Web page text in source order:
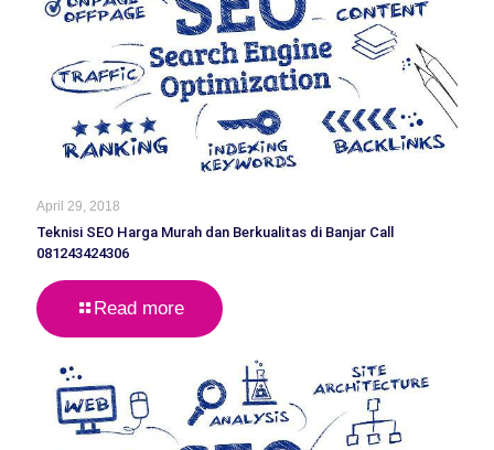
April 29, 2018
Teknisi SEO Harga Murah dan Berkualitas di Banjar Call
081243424306
Read more